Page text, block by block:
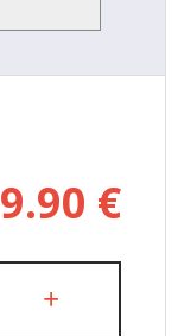
9.90 €